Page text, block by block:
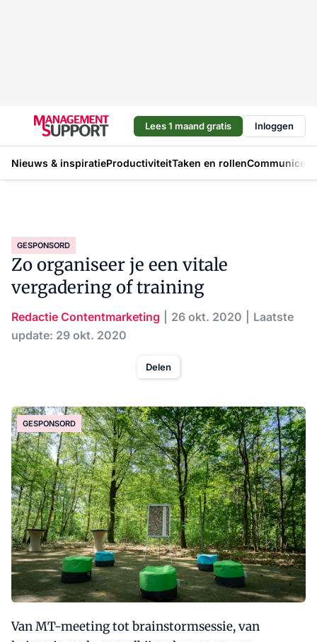
Lees 1 maand gratis Inloggen
Nieuws & inspiratieProductiviteitTaken en rollen
GESPONSORD
Zo organiseer je een vitale
vergadering of training
Redactie Contentmarketing 26 okt. 2020
Laatste
update: 29 okt. 2020
Delen
GESPONSORD
Van MT-meeting tot brainstormsessie, van